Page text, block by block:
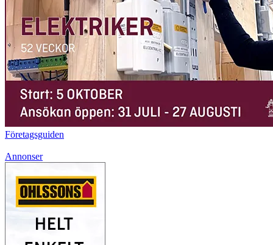
Företagsguiden
Annonser